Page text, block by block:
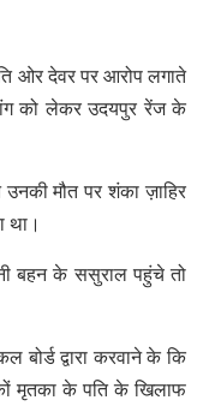
ओर देवर पर आरोप लगाते
को लेकर उदयपुर रेंज के
मौत पर शंका ज़ाहिर
था।
बहन के ससुराल पहुंचे तो
द्वारा करवाने के कि
कों मृतका के पति के खिलाफ